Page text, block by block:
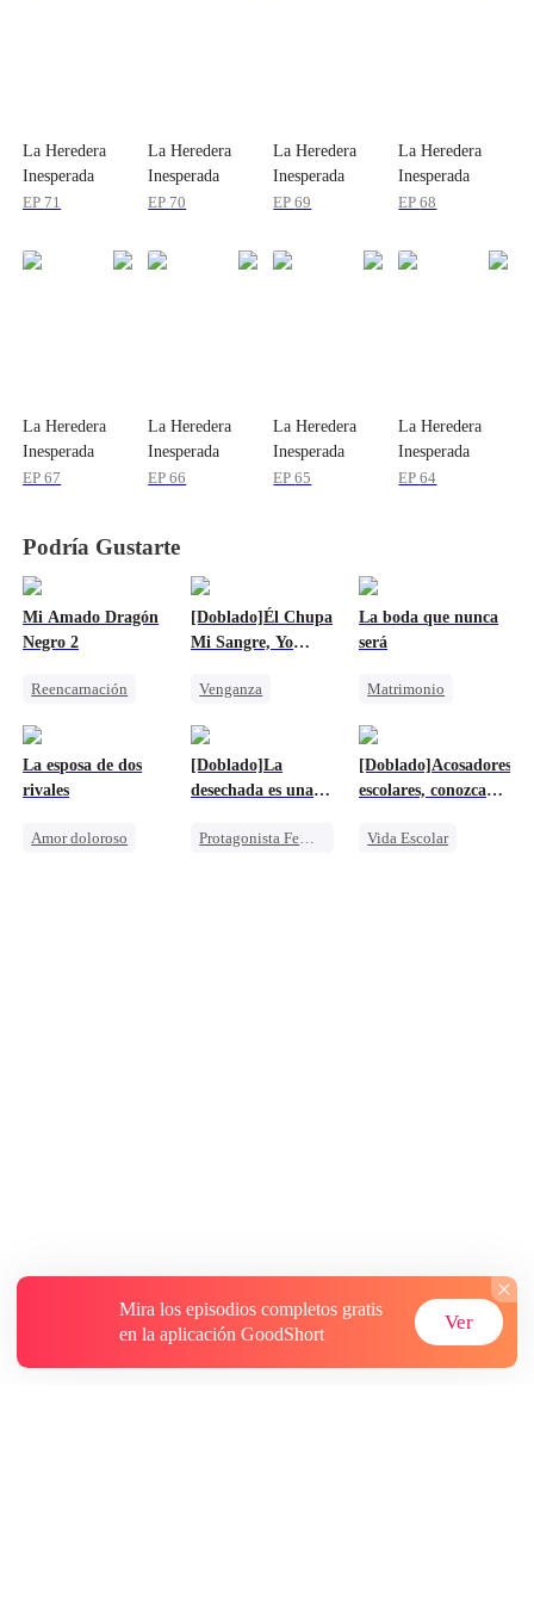
La Heredera
Inesperada
EP 71
La Heredera
Inesperada
EP 70
La Heredera
Inesperada
EP69
La Heredera
Inesperada
EP68
La Heredera
Inesperada
EP67
La Heredera
Inesperada
EP66
La Heredera
Inesperada
EP65
La Heredera
Inesperada
EP64
Podría Gustarte
Mi Amado Dragón
Negro 2
Reencarnación
Hombre-Lobo
[Doblado]Él Chupa
Mi Sangre, Yo
Venganza
La boda que nunca
será
Matrimonio
Triángulo Amoroso
La esposa de dos
rivales
Amor doloroso
[Doblado]La
desechada es una
dragones
Protagonista Femenina Fuerte
[Doblado]Acosadores
escolares, conozcan a
mayores
Vida Escolar
Mira los episodios completos gratis
en la aplicación GoodShort
Ver